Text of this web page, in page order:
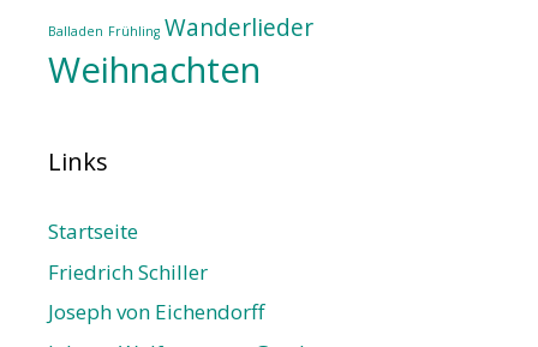
Balladen Frühling Wanderlieder
Weihnachten
Links
Startseite
Friedrich Schiller
Joseph von Eichendorff